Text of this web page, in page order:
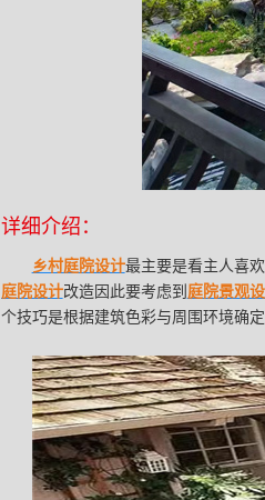
详细介绍：
乡村庭院设计最主要是看主人喜
庭院设计改造因此要考虑到 庭院景观
个技巧是根据建筑色彩与周围环境确定